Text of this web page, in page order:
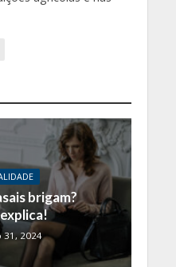
brigam?
2024